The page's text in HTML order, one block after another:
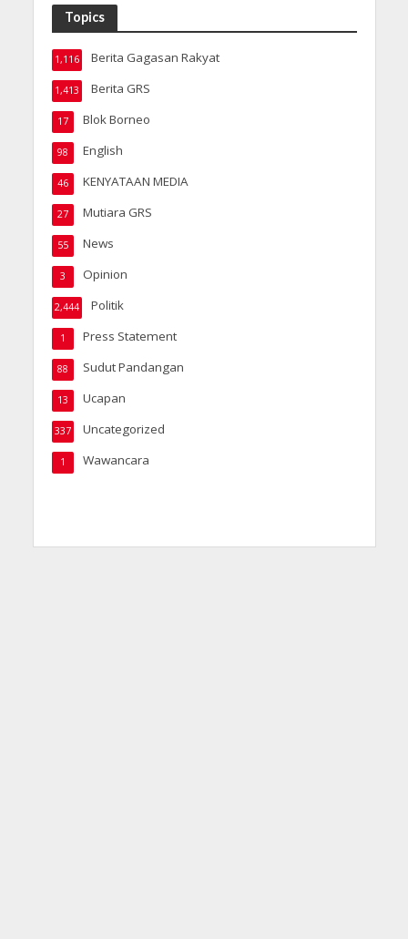
Topics
Berita Gagasan Rakyat
1,116
Berita GRS
1,413
Blok Borneo
17
English
98
KENYATAAN MEDIA
46
Mutiara GRS
27
News
55
Opinion
3
Politik
2,444
Press Statement
1
Sudut Pandangan
88
Ucapan
13
Uncategorized
337
Wawancara
1